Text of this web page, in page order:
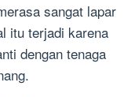
sangat lapar
itu terjadi karena
dengan tenaga